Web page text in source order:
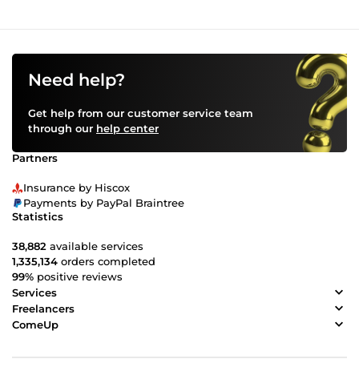
Need help?
Get help from our customer service team
through our help center
Partners
Insurance by Hiscox
Payments by PayPal Braintree
Statistics
38,882 available services
1,335,134 orders completed
99% positive reviews
Services
Freelancers
ComeUp